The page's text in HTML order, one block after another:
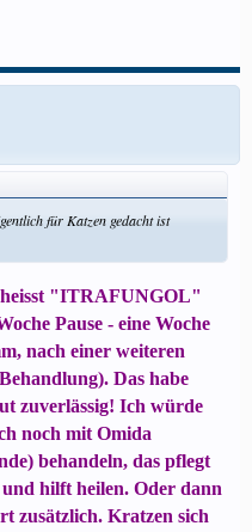
für Katzen gedacht ist
heisst "ITRAFUNGOL"
Pause - eine Woche
nach einer weiteren
Das habe
zuverlässig! Ich würde
noch mit Omida
behandeln, das pflegt
hilft heilen. Oder dann
zusätzlich. Kratzen sich